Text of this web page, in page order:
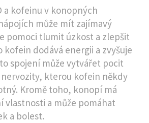
a kofeinu v konopných
může mít zajímavý
pomoci tlumit úzkost a zlepšit
kofein dodává energii a zvyšuje
spojení může vytvářet pocit
kterou kofein někdy
Kromě toho, konopí má
a může pomáhat
a bolest.